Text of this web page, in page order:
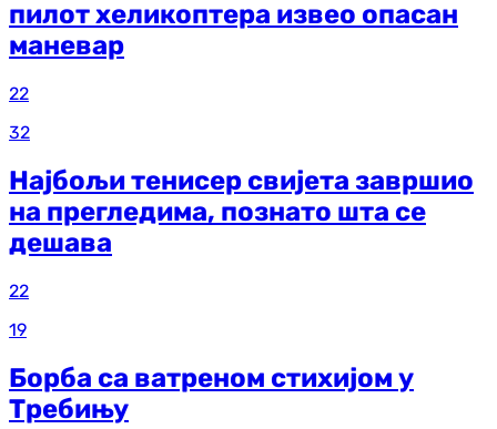
пилот хеликоптера извео опасан
маневар
22
32
Најбољи тенисер свијета завршио
на прегледима, познато шта се
дешава
22
19
Борба са ватреном стихијом у
Требињу